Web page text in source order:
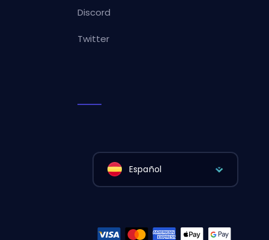
Discord
Twitter
Español